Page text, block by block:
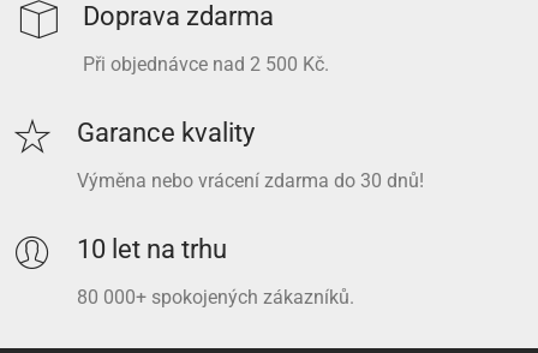
Doprava zdarma
Při objednávce nad 2 500 Kč.
Garance kvality
Výměna nebo vrácení zdarma do 30 dnů!
10 let na trhu
80 000+ spokojených zákazníků.